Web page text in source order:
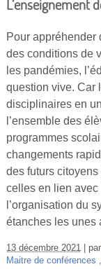
L’enseignement
Pour appréhender
des conditions de
les pandémies,
question vive. Car
disciplinaires en
l’ensemble des
programmes
changements
des futurs
celles en lien avec
l’organisation du
étanches les
13 décembre 2021 par
Maitre de conférences ,